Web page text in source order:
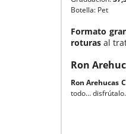
Botella: Pet
Formato
roturas al
Ron
Ron Arehucas
todo… disfrútalo.